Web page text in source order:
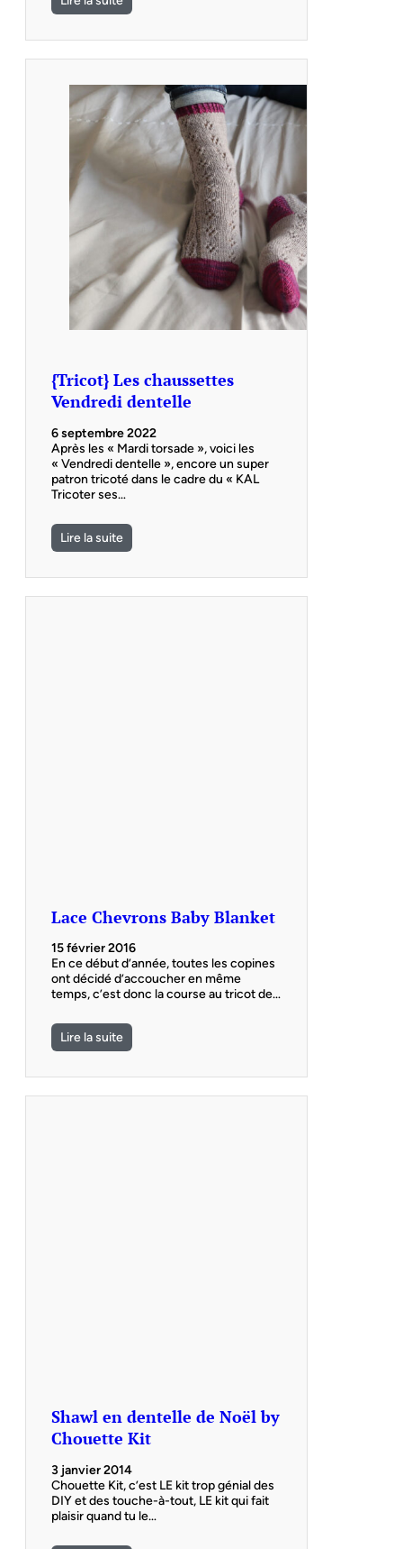
{Tricot} Les chaussettes
Vendredi dentelle
6 septembre 2022
Après les « Mardi torsade », voici les
« Vendredi dentelle », encore un super
patron tricoté dans le cadre du « KAL
Tricoter ses…
Lire la suite
Lace Chevrons Baby Blanket
15 février 2016
En ce début d’année, toutes les copines
ont décidé d’accoucher en même
temps, c’est donc la course au tricot de…
Lire la suite
Shawl en dentelle de Noël by
Chouette Kit
3 janvier 2014
Chouette Kit, c’est LE kit trop génial des
DIY et des touche-à-tout, LE kit qui fait
plaisir quand tu le…